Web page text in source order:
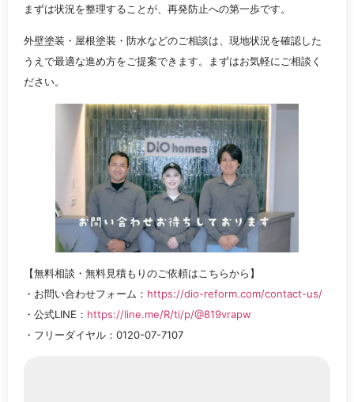
まずは状況を整理することが、再発防止への第一歩です。
外壁塗装・屋根塗装・防水などのご相談は、現地状況を確認した
うえで最適な進め方をご提案できます。まずはお気軽にご相談く
ださい。
【無料相談・無料見積もりのご依頼はこちらから】
・お問い合わせフォーム： https://dio-reform.com/contact-us/
・公式LINE： https://line.me/R/ti/p/@819vrapw
・フリーダイヤル：0120-07-7107